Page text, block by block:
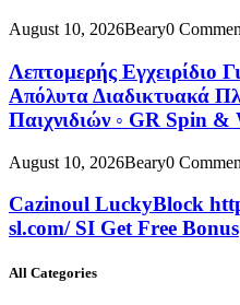
August 10, 2026Beary0
Λεπτομερής
Απόλυτα Διαδικτυακά
Παιχνιδιών ◦ GR Spin
August 10, 2026Beary0
Cazinoul LuckyBlock
sl.com/ SI Get Free Bonus
All Categories